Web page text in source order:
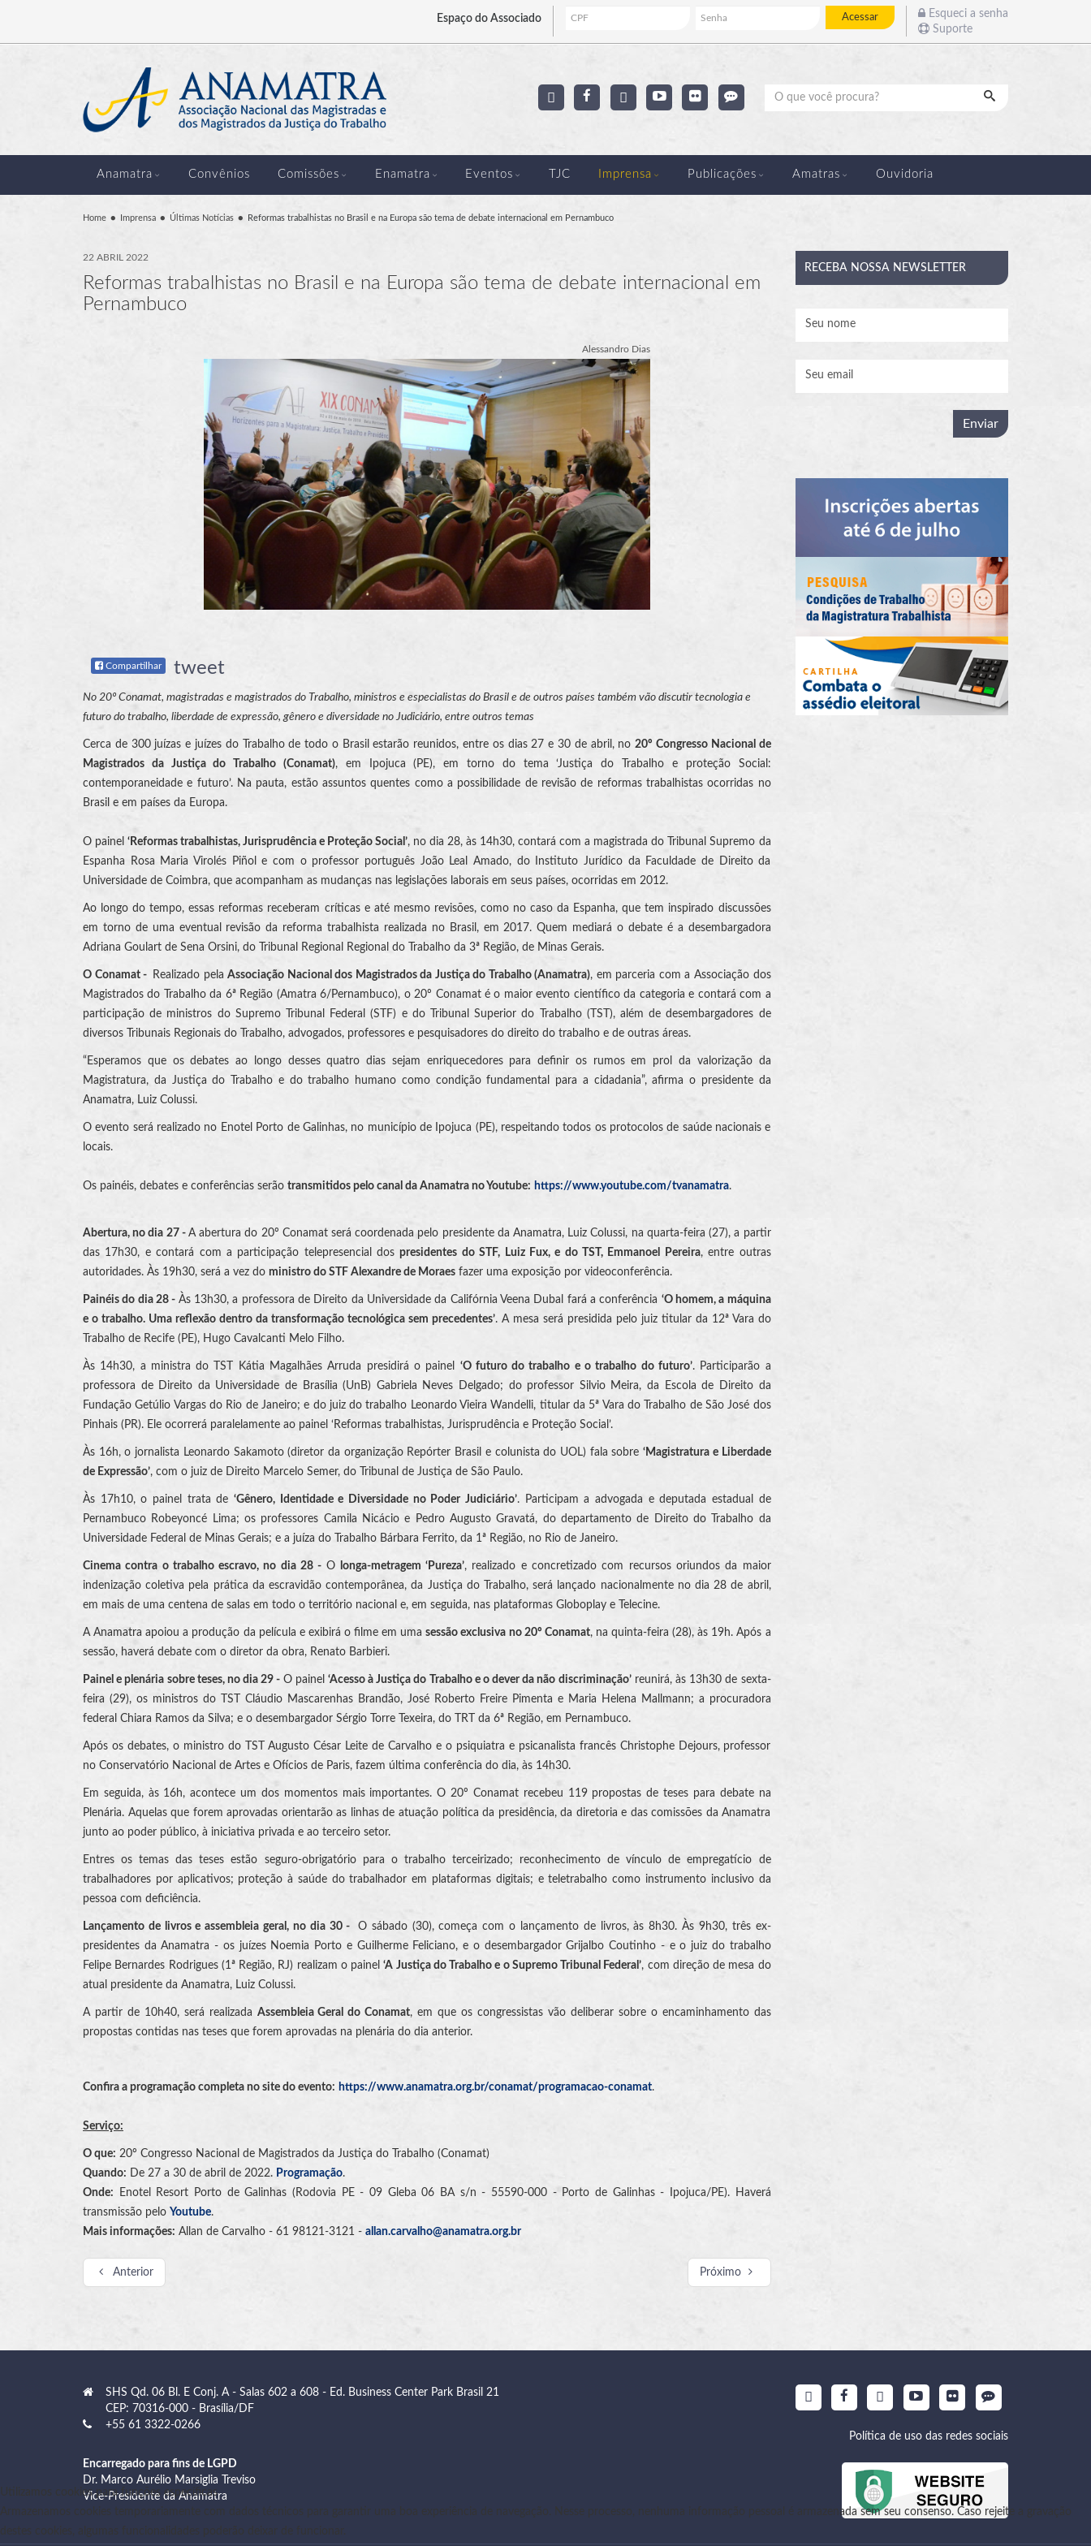
Espaço do Associado Acessar
Esqueci a senha
Suporte
Pesquisar
Anamatra Convênios Comissões Enamatra Eventos TJC Imprensa Publicações Amatras Ouvidoria
Home Imprensa Últimas Notícias Reformas trabalhistas no Brasil e na Europa são tema de debate internacional em Pernambuco
22 ABRIL 2022
Reformas trabalhistas no Brasil e na Europa são tema de debate internacional em
Pernambuco
Alessandro Dias
Compartilhar tweet
No 20º Conamat, magistradas e magistrados do Trabalho, ministros e especialistas do Brasil e de outros países também vão discutir tecnologia e
futuro do trabalho, liberdade de expressão, gênero e diversidade no Judiciário, entre outros temas
Cerca de 300 juízas e juízes do Trabalho de todo o Brasil estarão reunidos, entre os dias 27 e 30 de abril, no20º Congresso Nacional de
Magistrados da Justiça do Trabalho (Conamat), em Ipojuca (PE), em torno do tema ‘Justiça do Trabalho e proteção Social:
contemporaneidade e futuro’. Na pauta, estão assuntos quentes como a possibilidade de revisão de reformas trabalhistas ocorridas no
Brasil e em países da Europa.
O painel‘Reformas trabalhistas, Jurisprudência e Proteção Social’, no dia 28, às 14h30, contará com a magistrada do Tribunal Supremo da
Espanha Rosa Maria Virolés Piñol e com o professor português João Leal Amado, do Instituto Jurídico da Faculdade de Direito da
Universidade de Coimbra, que acompanham as mudanças nas legislações laborais em seus países, ocorridas em 2012.
Ao longo do tempo, essas reformas receberam críticas e até mesmo revisões, como no caso da Espanha, que tem inspirado discussões
em torno de uma eventual revisão da reforma trabalhista realizada no Brasil, em 2017. Quem mediará o debate é a desembargadora
Adriana Goulart de Sena Orsini, do Tribunal Regional Regional do Trabalho da 3ª Região, de Minas Gerais.
O Conamat - Realizado pelaAssociação Nacional dos Magistrados da Justiça do Trabalho (Anamatra), em parceria com a Associação dos
Magistrados do Trabalho da 6ª Região (Amatra 6/Pernambuco), o 20º Conamat é o maior evento científico da categoria e contará com a
participação de ministros do Supremo Tribunal Federal (STF) e do Tribunal Superior do Trabalho (TST), além de desembargadores de
diversos Tribunais Regionais do Trabalho, advogados, professores e pesquisadores do direito do trabalho e de outras áreas.
“Esperamos que os debates ao longo desses quatro dias sejam enriquecedores para definir os rumos em prol da valorização da
Magistratura, da Justiça do Trabalho e do trabalho humano como condição fundamental para a cidadania”, afirma o presidente da
Anamatra, Luiz Colussi.
O evento será realizado no Enotel Porto de Galinhas, no município de Ipojuca (PE), respeitando todos os protocolos de saúde nacionais e
locais.
Os painéis, debates e conferências serão transmitidos pelo canal da Anamatra no Youtube: https://www.youtube.com/tvanamatra.
Abertura, no dia 27 -A abertura do 20º Conamat será coordenada pelo presidente da Anamatra, Luiz Colussi, na quarta-feira (27), a partir
das 17h30, e contará com a participação telepresencial dospresidentes do STF, Luiz Fux, e do TST, Emmanoel Pereira, entre outras
autoridades. Às 19h30, será a vez do ministro do STF Alexandre de Moraes fazer uma exposição por videoconferência.
Painéis do dia 28 - Às 13h30, a professora de Direito da Universidade da Califórnia Veena Dubal fará a conferência ‘O homem, a máquina
e o trabalho. Uma reflexão dentro da transformação tecnológica sem precedentes’. A mesa será presidida pelo juiz titular da 12ª Vara do
Trabalho de Recife (PE), Hugo Cavalcanti Melo Filho.
Às 14h30, a ministra do TST Kátia Magalhães Arruda presidirá o painel ‘O futuro do trabalho e o trabalho do futuro’. Participarão a
professora de Direito da Universidade de Brasília (UnB) Gabriela Neves Delgado; do professor Silvio Meira, da Escola de Direito da
Fundação Getúlio Vargas do Rio de Janeiro; e do juiz do trabalho Leonardo Vieira Wandelli, titular da 5ª Vara do Trabalho de São José dos
Pinhais (PR). Ele ocorrerá paralelamente ao painel ‘Reformas trabalhistas, Jurisprudência e Proteção Social’.
Às 16h, o jornalista Leonardo Sakamoto (diretor da organização Repórter Brasil e colunista do UOL) fala sobre‘Magistratura e Liberdade
de Expressão’, com o juiz de Direito Marcelo Semer, do Tribunal de Justiça de São Paulo.
Às 17h10, o painel trata de ‘Gênero, Identidade e Diversidade no Poder Judiciário’. Participam a advogada e deputada estadual de
Pernambuco Robeyoncé Lima; os professores Camila Nicácio e Pedro Augusto Gravatá, do departamento de Direito do Trabalho da
Universidade Federal de Minas Gerais; e a juíza do Trabalho Bárbara Ferrito, da 1ª Região, no Rio de Janeiro.
Cinema contra o trabalho escravo, no dia 28 - O longa-metragem ‘Pureza’, realizado e concretizado com recursos oriundos da maior
indenização coletiva pela prática da escravidão contemporânea, da Justiça do Trabalho, será lançado nacionalmente no dia 28 de abril,
em mais de uma centena de salas em todo o território nacional e, em seguida, nas plataformas Globoplay e Telecine.
A Anamatra apoiou a produção da película e exibirá o filme em umasessão exclusiva no 20º Conamat, na quinta-feira (28), às 19h. Após a
sessão, haverá debate com o diretor da obra, Renato Barbieri.
Painel e plenária sobre teses, no dia 29 - O painel ‘Acesso à Justiça do Trabalho e o dever da não discriminação’reunirá, às 13h30 de sexta-
feira (29), os ministros do TST Cláudio Mascarenhas Brandão, José Roberto Freire Pimenta e Maria Helena Mallmann; a procuradora
federal Chiara Ramos da Silva; e o desembargador Sérgio Torre Texeira, do TRT da 6ª Região, em Pernambuco.
Após os debates, o ministro do TST Augusto César Leite de Carvalho e o psiquiatra e psicanalista francês Christophe Dejours, professor
no Conservatório Nacional de Artes e Ofícios de Paris, fazem última conferência do dia, às 14h30.
Em seguida, às 16h, acontece um dos momentos mais importantes. O 20º Conamat recebeu 119 propostas de teses para debate na
Plenária. Aquelas que forem aprovadas orientarão as linhas de atuação política da presidência, da diretoria e das comissões da Anamatra
junto ao poder público, à iniciativa privada e ao terceiro setor.
Entres os temas das teses estão seguro-obrigatório para o trabalho terceirizado; reconhecimento de vínculo de empregatício de
trabalhadores por aplicativos; proteção à saúde do trabalhador em plataformas digitais; e teletrabalho como instrumento inclusivo da
pessoa com deficiência.
Lançamento de livros e assembleia geral, no dia 30 -O sábado (30), começa com o lançamento de livros, às 8h30. Às 9h30, três ex-
presidentes da Anamatra - os juízes Noemia Porto e Guilherme Feliciano, e o desembargador Grijalbo Coutinho - e o juiz do trabalho
Felipe Bernardes Rodrigues (1ª Região, RJ) realizam o painel‘A Justiça do Trabalho e o Supremo Tribunal Federal’, com direção de mesa do
atual presidente da Anamatra, Luiz Colussi.
A partir de 10h40, será realizada Assembleia Geral do Conamat, em que os congressistas vão deliberar sobre o encaminhamento das
propostas contidas nas teses que forem aprovadas na plenária do dia anterior.
Confira a programação completa no site do evento: https://www.anamatra.org.br/conamat/programacao-conamat.
Serviço:
O que: 20º Congresso Nacional de Magistrados da Justiça do Trabalho (Conamat)
Quando: De 27 a 30 de abril de 2022. Programação.
Onde: Enotel Resort Porto de Galinhas (Rodovia PE - 09 Gleba 06 BA s/n - 55590-000 - Porto de Galinhas - Ipojuca/PE). Haverá
transmissão pelo Youtube.
Mais informações: Allan de Carvalho - 61 98121-3121 - allan.carvalho@anamatra.org.br
Anterior Próximo
RECEBA NOSSA NEWSLETTER
SHS Qd. 06 Bl. E Conj. A - Salas 602 a 608 - Ed. Business Center Park Brasil 21
CEP: 70316-000 - Brasília/DF
+55 61 3322-0266
Encarregado para fins de LGPD
Dr. Marco Aurélio Marsiglia Treviso
Vice-Presidente da Anamatra
Política de uso das redes sociais
Utilizamos cookies para funções específicas
Armazenamos cookies temporariamente com dados técnicos para garantir uma boa experiência de navegação. Nesse processo, nenhuma informação pessoal é armazenada sem seu consenso. Caso rejeite a gravação
destes cookies, algumas funcionalidades poderão deixar de funcionar.